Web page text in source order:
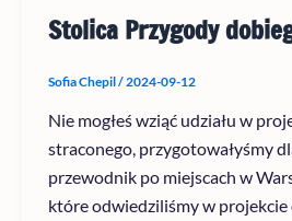
Stolica Przygody
Sofia Chepil/2024-09-12
Nie mogłeś wziąć udziału w
straconego, przygotowałyśmy
przewodnik po miejscach w
które odwiedziliśmy w projekcie